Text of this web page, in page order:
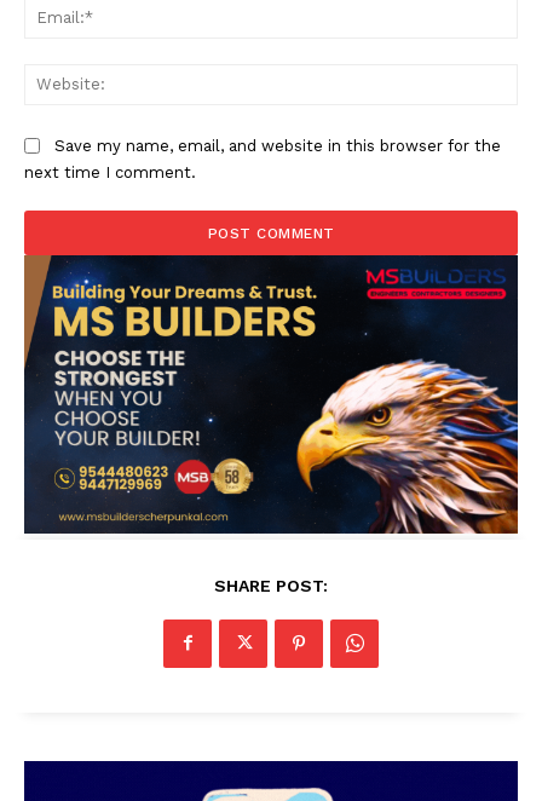
Save my name, email, and website in this browser for the
next time I comment.
SHARE POST: